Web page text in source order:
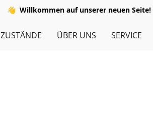
👋 Willkommen auf unserer neuen Seite!
ZUSTÄNDE ÜBER UNS SERVICE